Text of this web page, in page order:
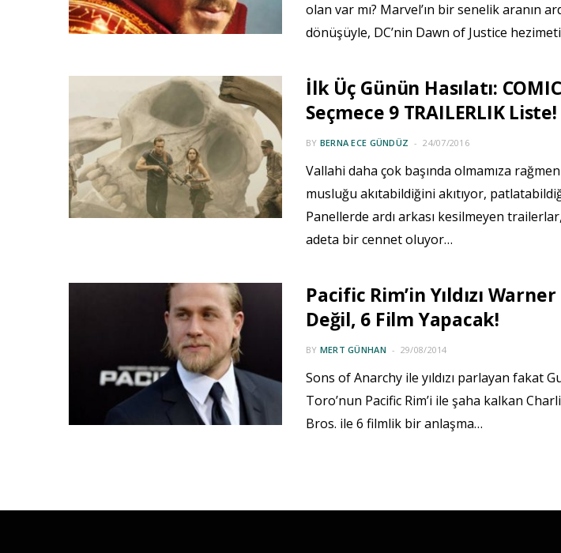
olan var mı? Marvel’ın bir senelik aranın
dönüşüyle, DC’nin Dawn of Justice
İlk Üç Günün Hasılatı:
Seçmece 9 TRAILERLIK Liste!
BY BERNA ECE GÜNDÜZ 24/07/2016
Vallahi daha çok başında olmamıza
musluğu akıtabildiğini akıtıyor,
Panellerde ardı arkası kesilmeyen
adeta bir cennet oluyor…
Pacific Rim’in Yıldızı
Değil, 6 Film Yapacak!
BY MERT GÜNHAN 29/08/2014
Sons of Anarchy ile yıldızı parlayan fakat
Toro’nun Pacific Rim’i ile şaha kalkan
Bros. ile 6 filmlik bir anlaşma…